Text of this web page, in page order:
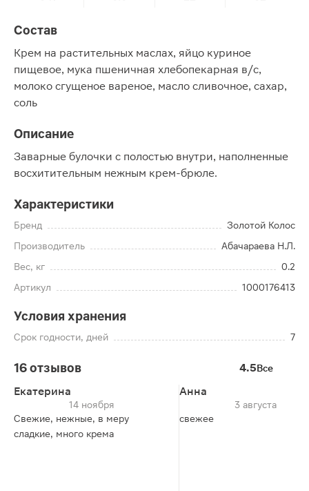
Состав
Крем на растительных маслах, яйцо куриное
пищевое, мука пшеничная хлебопекарная в/с,
молоко сгущеное вареное, масло сливочное, сахар,
соль
Описание
Заварные булочки с полостью внутри, наполненные
восхитительным нежным крем-брюле.
Характеристики
Бренд
Золотой Колос
Производитель
Абачараева Н.Л.
Вес, кг
0.2
Артикул
1000176413
Условия хранения
Срок годности, дней 7
16 отзывов 4.5Все
Екатерина
14 ноября
Свежие, нежные, в меру
сладкие, много крема
Анна
3 августа
свежее